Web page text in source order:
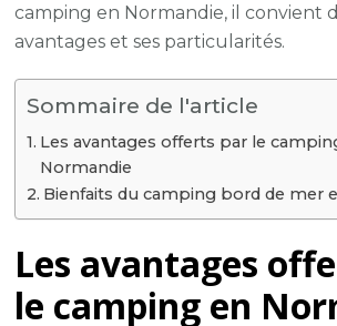
camping en Normandie, il convient
avantages et ses particularités.
Sommaire de l'article
Les avantages offerts par le
Normandie
Bienfaits du camping bord de mer
Les avantages
le camping en